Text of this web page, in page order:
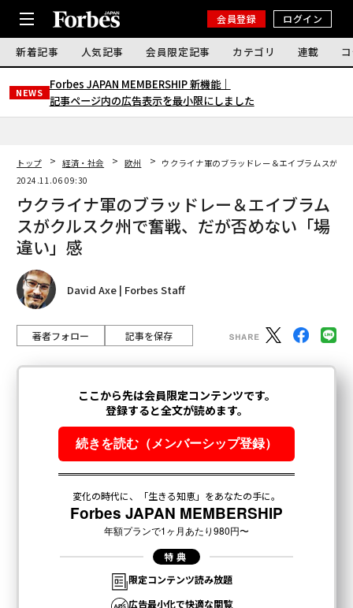
会員登録 ログイン
新着記事 人気記事 会員限定記事 カテゴリ 連載
NEWS
Forbes JAPAN MEMBERSHIP 新機能｜
記事ページ内の広告表示を最小限にしました
トップ 経済・社会 欧州
ウクライナ軍のブラッドレー＆エイブラムスがク
2024.11.06 09:30
ウクライナ軍のブラッドレー＆エイブラム
スがクルスク州で奮戦、だが否めない「場
違い」感
David Axe | Forbes Staff
著者フォロー 記事を保存